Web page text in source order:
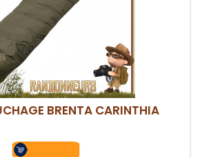
BRENTA CARINTHIA